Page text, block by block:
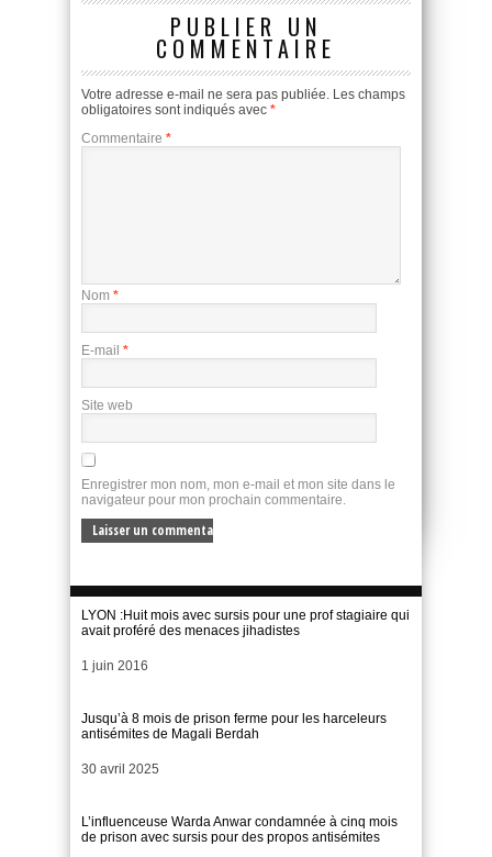
PUBLIER UN
COMMENTAIRE
Votre adresse e-mail ne sera pas publiée. Les champs
obligatoires sont indiqués avec *
Commentaire *
Nom *
E-mail *
Site web
Enregistrer mon nom, mon e-mail et mon site dans le
navigateur pour mon prochain commentaire.
LYON :Huit mois avec sursis pour une prof stagiaire qui
avait proféré des menaces jihadistes
Date
1 juin 2016
Jusqu’à 8 mois de prison ferme pour les harceleurs
antisémites de Magali Berdah
Date
30 avril 2025
L’influenceuse Warda Anwar condamnée à cinq mois
de prison avec sursis pour des propos antisémites